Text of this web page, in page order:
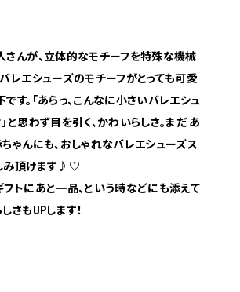
さんが、立体的なモチーフを特殊な機械
レエシューズのモチーフがとっても可愛
す。「あらっ、こんなに小さいバレエシュ
と思わず目を引く、かわいらしさ。まだ あ
ゃんにも、おしゃれなバレエシューズス
み頂けます♪♡
トにあと一品、という時などにも添えて
さもUPします！